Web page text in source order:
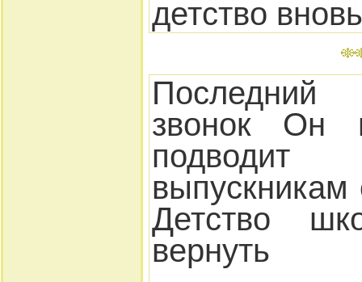
детство
звонок Он
Детство
вернуть